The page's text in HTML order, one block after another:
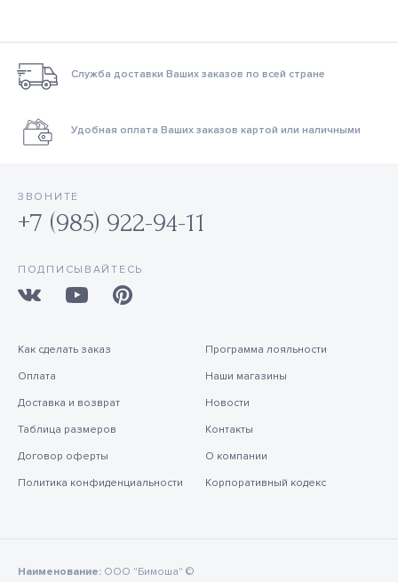
Служба доставки Ваших заказов по всей стране
Удобная оплата Ваших заказов картой или наличными
ЗВОНИТЕ
+7 (985) 922-94-11
ПОДПИСЫВАЙТЕСЬ
Как сделать заказ
Оплата
Доставка и возврат
Таблица размеров
Договор оферты
Политика конфиденциальности
Программа лояльности
Наши магазины
Новости
Контакты
О компании
Корпоративный кодекс
Наименование: ООО "Бимоша" ©